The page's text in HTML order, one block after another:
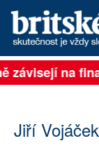
PŘIHLÁSIT
ARCHIV
závisejí na
Jiří Vojáček